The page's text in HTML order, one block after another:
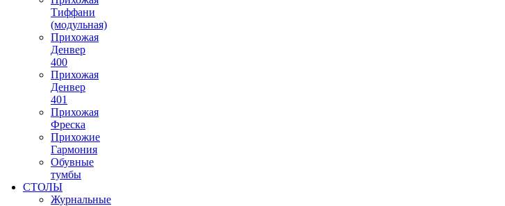
Тиффани
(модульная)
Прихожая
Денвер
400
Прихожая
Денвер
401
Прихожая
Фреска
Прихожие
Гармония
Обувные
тумбы
СТОЛЫ
Журнальные